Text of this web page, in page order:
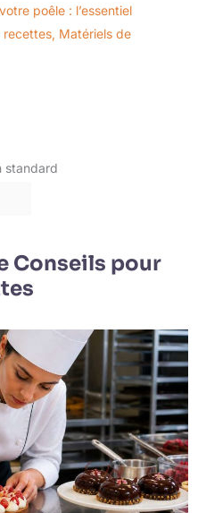
poêle : l’essentiel
recettes, Matériels de
Conseils pour